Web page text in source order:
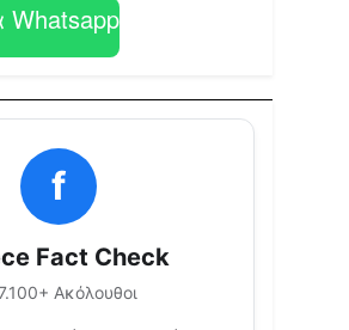
Whatsapp
f
Fact Check
Ακόλουθοι